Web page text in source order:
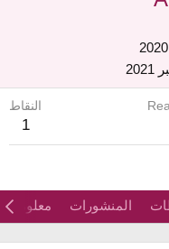
النقاط
1
المنشورات معلومات